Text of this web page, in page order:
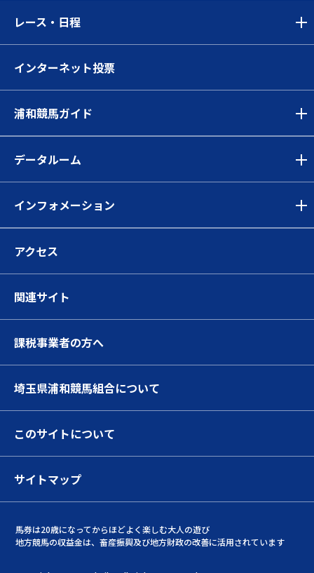
レース・日程
インターネット投票
浦和競馬ガイド
データルーム
インフォメーション
アクセス
関連サイト
課税事業者の方へ
埼玉県浦和競馬組合について
このサイトについて
サイトマップ
馬券は20歳になってからほどよく楽しむ大人の遊び
地方競馬の収益金は、畜産振興及び地方財政の改善に活用されています